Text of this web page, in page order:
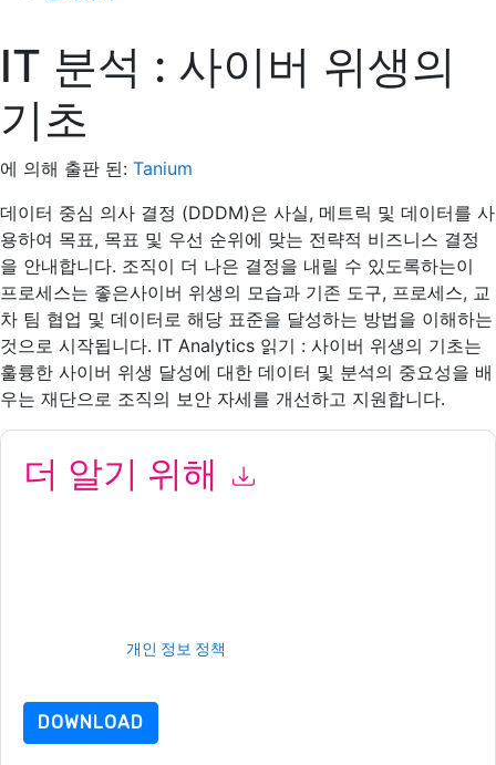
IT 분석 : 사이버 위생의
기초
에 의해 출판 된: Tanium
데이터 중심 의사 결정 (DDDM)은 사실, 메트릭 및 데이터를 사
용하여 목표, 목표 및 우선 순위에 맞는 전략적 비즈니스 결정
을 안내합니다. 조직이 더 나은 결정을 내릴 수 있도록하는이
프로세스는 좋은사이버 위생의 모습과 기존 도구, 프로세스, 교
차 팀 협업 및 데이터로 해당 표준을 달성하는 방법을 이해하는
것으로 시작됩니다. IT Analytics 읽기 : 사이버 위생의 기초는
훌륭한 사이버 위생 달성에 대한 데이터 및 분석의 중요성을 배
우는 재단으로 조직의 보안 자세를 개선하고 지원합니다.
더 알기 위해
개인 정보 정책
DOWNLOAD